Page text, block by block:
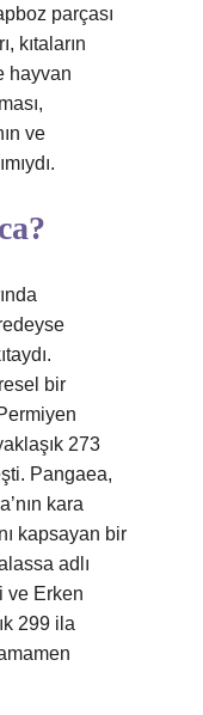
parçası
kıtaların
hayvan
ve
bir
273
Pangaea,
kara
kapsayan bir
adlı
ve Erken
299 ila